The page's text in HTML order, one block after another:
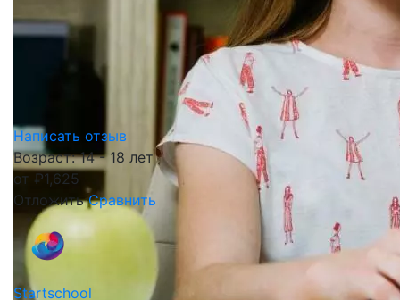
Написать отзыв
Возраст: 14 - 18 лет
от ₽1,625
Отложить Сравнить
Startschool